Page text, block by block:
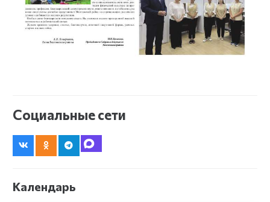
Социальные сети
Календарь